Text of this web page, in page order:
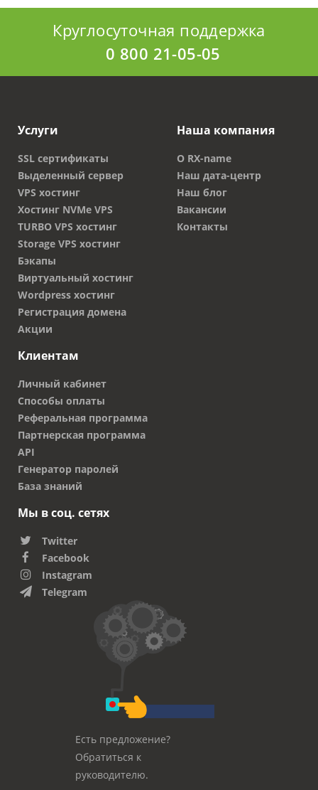
Круглосуточная поддержка
0 800 21-05-05
Услуги
SSL сертификаты
Выделенный сервер
VPS хостинг
Хостинг NVMe VPS
TURBO VPS хостинг
Storage VPS хостинг
Бэкапы
Виртуальный хостинг
Wordpress хостинг
Регистрация домена
Акции
Наша компания
О RX-name
Наш дата-центр
Наш блог
Вакансии
Контакты
Клиентам
Личный кабинет
Способы оплаты
Реферальная программа
Партнерская программа
API
Генератор паролей
База знаний
Мы в соц. сетях
Twitter
Facebook
Instagram
Telegram
Есть предложение?
Обратиться к
руководителю.